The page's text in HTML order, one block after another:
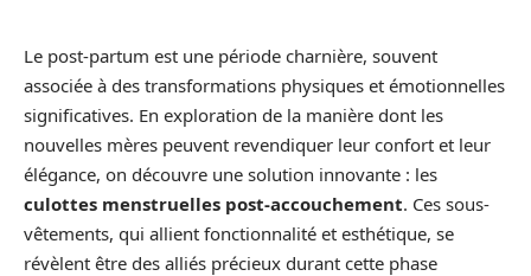
Le post-partum est une période charnière, souvent
associée à des transformations physiques et émotionnelles
significatives. En exploration de la manière dont les
nouvelles mères peuvent revendiquer leur confort et leur
élégance, on découvre une solution innovante : les
culottes menstruelles post-accouchement. Ces sous-
vêtements, qui allient fonctionnalité et esthétique, se
révèlent être des alliés précieux durant cette phase